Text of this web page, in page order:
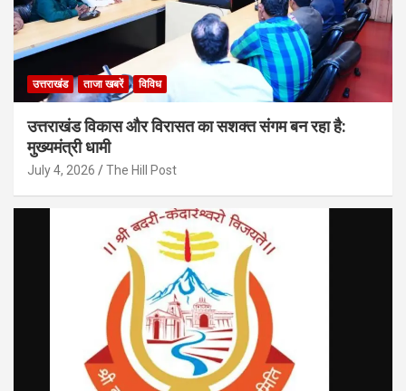
उत्तराखंड ताजा खबरें विविध
उत्तराखंड विकास और विरासत का सशक्त संगम बन रहा है:
मुख्यमंत्री धामी
July 4, 2026 The Hill Post